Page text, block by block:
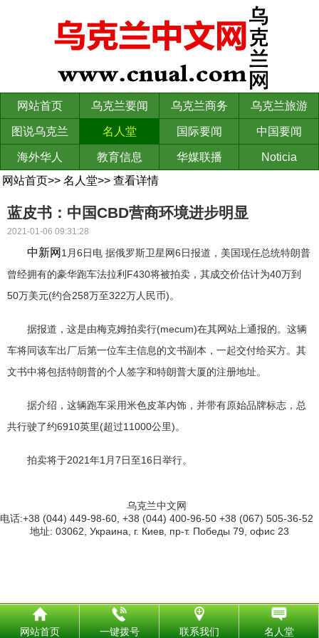
网站首页 乌克兰要闻 乌克兰商务 乌克兰旅游
图说乌克兰 名人堂 国际要闻 中国要闻
海外华人 教育信息 华媒联播
Noticia
网站首页>> 名人堂>> 查看详情
蓝皮书：中国CBD营商环境进步明显
2021-01-06 09:31:28
中新网 1月6日电 据俄罗斯卫星网6日报道，美国现任总统特朗普
曾经拥有的豪华跑车法拉利F430将被拍卖，其成交价估计为40万到
50万美元(约合258万至322万人民币)。
据报道，这是由梅克姆拍卖行(mecum)在其网站上通报的。这辆
车将同该车出厂后第一位车主信息的文书副本，一起交付给买方。其
文书中将包括特朗普的个人签字和特朗普大厦的注册地址。
据介绍，这辆跑车采用米色皮革内饰，并带有原始品牌标志，总
共行驶了约6910英里(超过11000公里)。
拍卖将于2021年1月7日至16日举行。
乌克兰中文网
电话:+38 (044) 449-98-60, +38 (044) 400-96-50 +38 (067) 505-36-52
地址: 03062, Украина, г. Киев, пр-т. Победы 79, офис 23
网站首页 一键拨号 联系我们 名人堂